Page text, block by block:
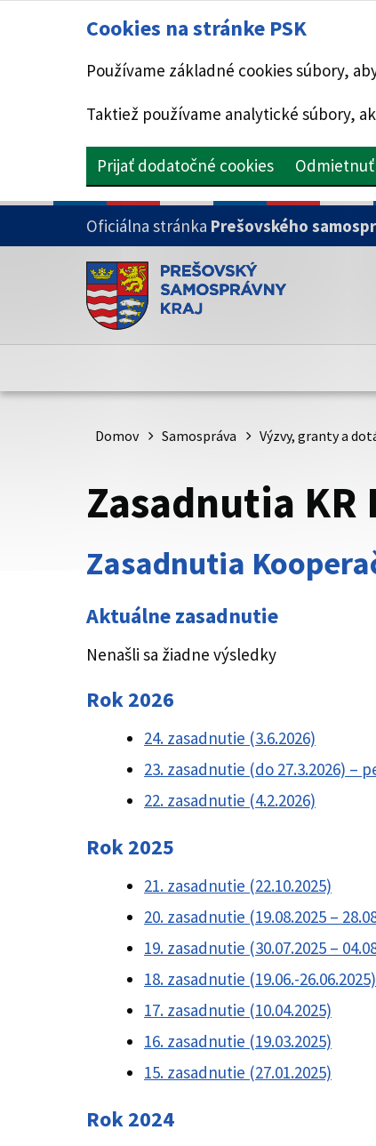
Cookies na stránke PSK
Používame základné cookies súbory,
Taktiež používame analytické súbory,
Prijať dodatočné cookies
PRESKOČIŤ NA HLAVNÝ OBSAH
Oficiálna stránka Prešovského
Doména psk.sk je oficiálna
Toto je oficiálna webová stránka
Domov Samospráva Výzvy, granty a
Zasadnutia
Zasadnutia
Aktuálne zasadnutie
Nenašli sa žiadne výsledky
Rok 2026
24. zasadnutie (3.6.2026)
23. zasadnutie (do 27.3.2026) –
22. zasadnutie (4.2.2026)
Rok 2025
21. zasadnutie (22.10.2025)
20. zasadnutie (19.08.2025 –
19. zasadnutie (30.07.2025 –
18. zasadnutie (19.06.-
17. zasadnutie (10.04.2025)
16. zasadnutie (19.03.2025)
15. zasadnutie (27.01.2025)
Rok 2024